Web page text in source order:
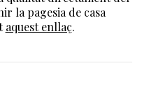
la pagesia de casa
aquest enllaç.